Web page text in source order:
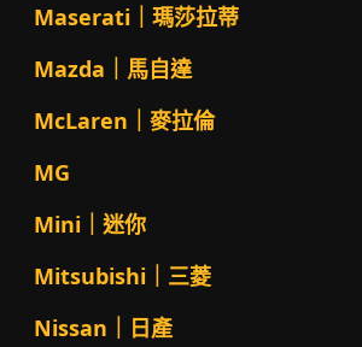
Maserati｜瑪莎拉蒂
Mazda｜馬自達
McLaren｜麥拉倫
MG
Mini｜迷你
Mitsubishi｜三菱
Nissan｜日產